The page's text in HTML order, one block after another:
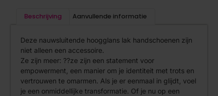
Beschrijving Aanvullende informatie
Deze nauwsluitende hoogglans lak handschoenen zijn
niet alleen een accessoire.
Ze zijn meer: ??ze zijn een statement voor
empowerment, een manier om je identiteit met trots en
vertrouwen te omarmen. Als je er eenmaal in glijdt, voel
je een onmiddellijke transformatie. Of je nu op een